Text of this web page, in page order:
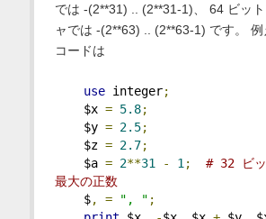
では -(2**31) .. (2**31-1)、 64 ビッ
ャでは -(2**63) .. (2**63-1) です。
コードは
use integer;
$x = 5.8;
$y = 2.5;
$z = 2.7;
$a = 2**31 - 1 ;
# 32 ビッ
最大の正数
$, = ", " ;